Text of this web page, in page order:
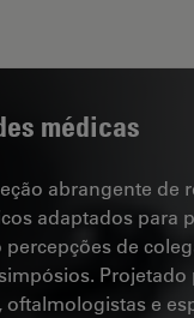
Logo
médicas
abrangente de
adaptados para
de
Projetado
e